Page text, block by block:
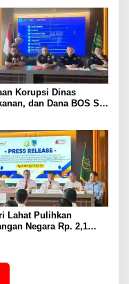
Korupsi Dinas
dan Dana BOS SD
Lahat Pulihkan
Negara Rp. 2,1